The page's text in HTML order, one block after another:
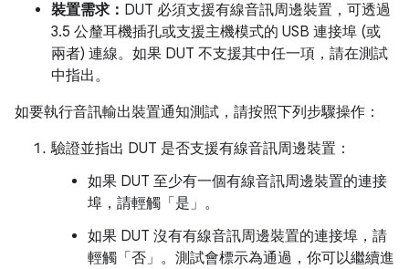
裝置需求： DUT 必須支援有線音訊周邊裝置，可透過
3.5 公釐耳機插孔或支援主機模式的 USB 連接埠 (或
兩者) 連線。如果 DUT 不支援其中任一項，請在測試
中指出。
如要執行音訊輸出裝置通知測試，請按照下列步驟操作：
驗證並指出 DUT 是否支援有線音訊周邊裝置：
如果 DUT 至少有一個有線音訊周邊裝置的連接
埠，請輕觸「是」 。
如果 DUT 沒有有線音訊周邊裝置的連接埠，請
輕觸「否」 。測試會標示為通過，你可以繼續進